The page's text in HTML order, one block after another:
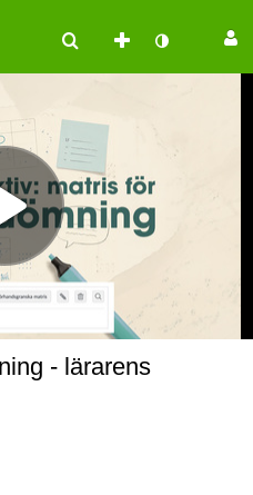
- lärarens